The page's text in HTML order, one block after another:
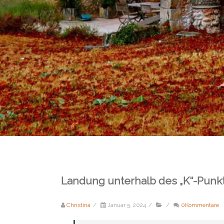
Landung unterhalb des „K“-
Christina / Januar 5, 2024 / / 0Kommentare